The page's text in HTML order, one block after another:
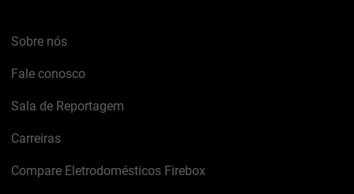
Sobre nós
Fale conosco
Sala de Reportagem
Carreiras
Compare Eletrodomésticos Firebox